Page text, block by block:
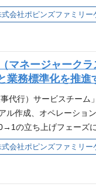
は約230名。会社を越
ャビンアテンダント）
諭、幼児教室講師など
的に法人顧客やインバ
身の育児経験や社会貢
、親御様からも「あ
やりがいがあります
続を支えるという社会
一生物のホスピタリテ
規模刷新に伴う「複
おけるリーダーシッ
40名）のマネジメント
・大阪）の業務プロセ
ンの進捗管理、KPI管理
な判断と指示） 上司に
密な連携および事業
よびナニー（ベビーシ
シッター）のマッチン
たは店舗等のマネジメ
応経験、または顧客向
式会社ポピンズファミリー
マネージャーク
業務標準化を推進
代行）サービスチーム
ル作成、オペレーショ
の立ち上げフェーズ
のスタートという訳で
ー）の事業でそれぞ
とめあげ、さらに新し
ち上げる予定です。
式会社ポピンズファミリー